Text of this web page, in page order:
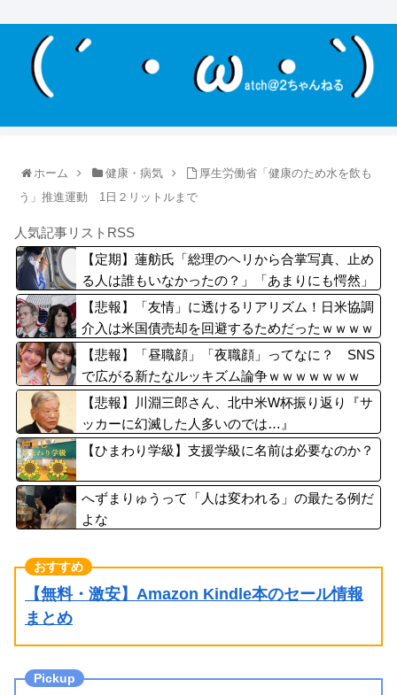
ホーム 健康・病気
厚生労働省「健康のため水を飲も
う」推進運動 1日２リットルまで
人気記事リストRSS
【定期】蓮舫氏「総理のヘリから合掌写真、止め
る人は誰もいなかったの？」「あまりにも愕然」
【悲報】「友情」に透けるリアリズム！日米協調
介入は米国債売却を回避するためだったｗｗｗｗ
ｗｗｗ
【悲報】「昼職顔」「夜職顔」ってなに？ SNS
で広がる新たなルッキズム論争ｗｗｗｗｗｗｗ
【悲報】川淵三郎さん、北中米W杯振り返り『サ
ッカーに幻滅した人多いのでは…』
【ひまわり学級】支援学級に名前は必要なのか？
へずまりゅうって「人は変われる」の最たる例だ
よな
【無料・激安】Amazon Kindle本のセール情報
まとめ